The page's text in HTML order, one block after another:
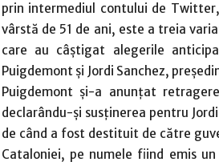
prin intermediul contului de
vârstă de 51 de ani, este a treia
care au câştigat alegerile
Puigdemont şi Jordi Sanchez,
Puigdemont şi-a anunţat
declarându-şi susţinerea pentru
de când a fost destituit de către
Cataloniei, pe numele fiind emis